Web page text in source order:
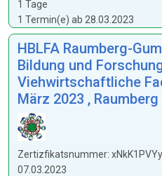
1 Tage
1 Termin(e) ab 28.03.2023
HBLFA Raumberg-
Bildung und
Viehwirtschaftliche
März 2023 ,
Zertizfikatsnummer:
07.03.2023